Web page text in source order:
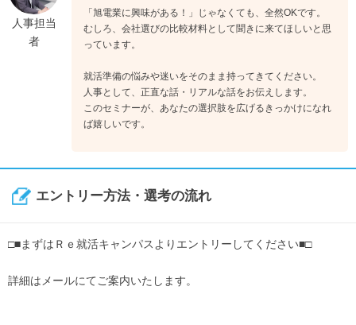
人事担当
者
「旭電業に興味がある！」じゃなくても、全然OKです。
むしろ、会社選びの比較材料として聞きに来てほしいと思
っています。
就活準備の悩みや迷いをそのまま持ってきてください。
人事として、正直な話・リアルな話をお伝えします。
このセミナーが、あなたの選択肢を広げるきっかけになれ
ば嬉しいです。
エントリー方法・選考の流れ
□■まずはＲｅ就活キャンパスよりエントリーしてください■□
詳細はメールにてご案内いたします。